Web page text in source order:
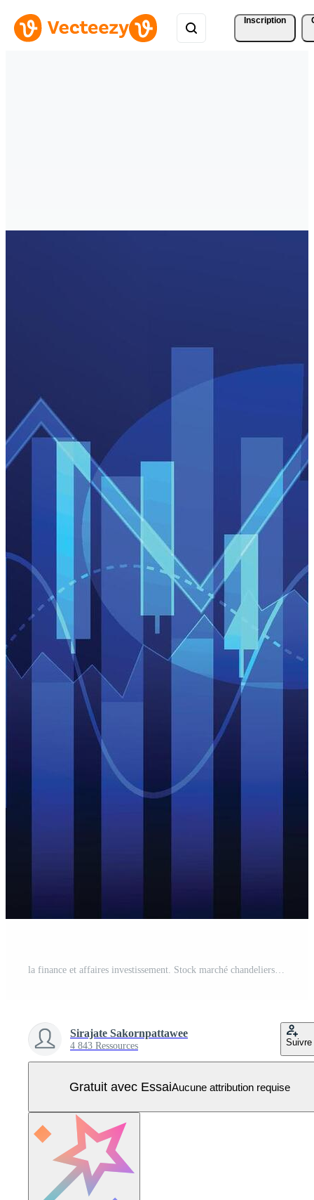
Inscription
la finance et affaires investissement. Stock marché chandeliers graphique avec bar graphique sur bleu Contexte Vecteur Pro
Sirajate Sakornpattawee
4 843 Ressources Suivre
Gratuit avec EssaiAucune attribution requise